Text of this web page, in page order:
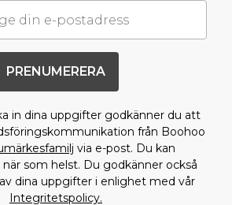
PRENUMERERA
in dina uppgifter godkänner du att
från Boohoo
via e-post. Du kan
som helst. Du godkänner också
dina uppgifter i enlighet med vår
Integritetspolicy.